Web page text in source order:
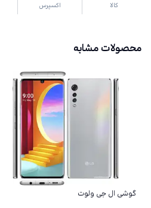
کالا
اکسپرس
محصولات مشابه
گوشی ال جی ولوت